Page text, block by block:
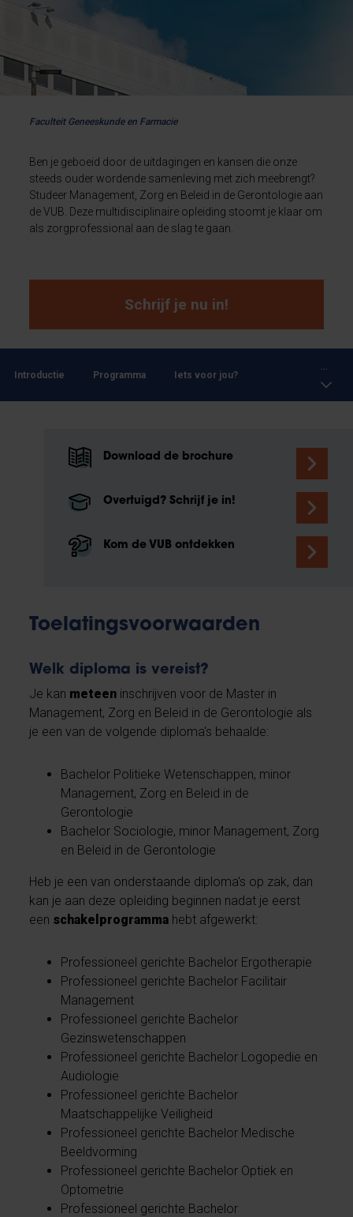
Faculteit Geneeskunde en Farmacie
Ben je geboeid door de uitdagingen en kansen die onze
steeds ouder wordende samenleving met zich meebrengt?
Studeer Management, Zorg en Beleid in de Gerontologie aan
de VUB. Deze multidisciplinaire opleiding stoomt je klaar om
als zorgprofessional aan de slag te gaan.
Schrijf je nu in!
Introductie Programma Iets voor jou?
Download de brochure
Overtuigd? Schrijf je in!
Kom de VUB ontdekken
Toelatingsvoorwaarden
Welk diploma is vereist?
Je kan meteen inschrijven voor de Master in
Management, Zorg en Beleid in de Gerontologie als
je een van de volgende diploma's behaalde:
Bachelor Politieke Wetenschappen, minor
Management, Zorg en Beleid in de
Gerontologie
Bachelor Sociologie, minor Management, Zorg
en Beleid in de Gerontologie
Heb je een van onderstaande diploma's op zak, dan
kan je aan deze opleiding beginnen nadat je eerst
een schakelprogramma hebt afgewerkt:
Professioneel gerichte Bachelor Ergotherapie
Professioneel gerichte Bachelor Facilitair
Management
Professioneel gerichte Bachelor
Gezinswetenschappen
Professioneel gerichte Bachelor Logopedie en
Audiologie
Professioneel gerichte Bachelor
Maatschappelijke Veiligheid
Professioneel gerichte Bachelor Medische
Beeldvorming
Professioneel gerichte Bachelor Optiek en
Optometrie
Professioneel gerichte Bachelor